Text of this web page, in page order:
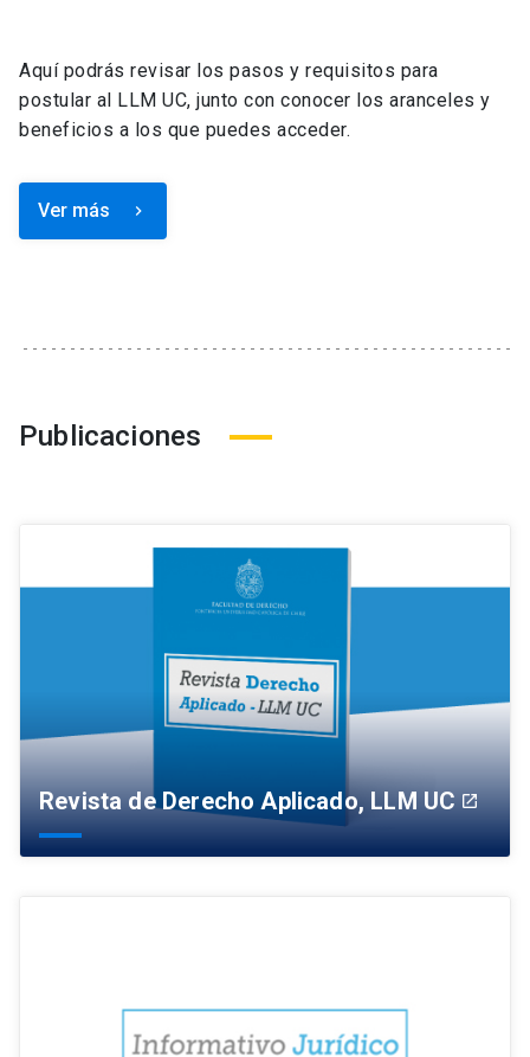
Aquí podrás revisar los pasos y requisitos para
postular al LLM UC, junto con conocer los aranceles y
beneficios a los que puedes acceder.
Ver más keyboard_arrow_right
Publicaciones
Revista de Derecho Aplicado, LLM UC launch